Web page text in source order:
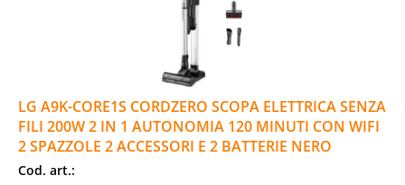
LG A9K-CORE1S CORDZERO SCOPA ELETTRICA SENZA
FILI 200W 2 IN 1 AUTONOMIA 120 MINUTI CON WIFI
2 SPAZZOLE 2 ACCESSORI E 2 BATTERIE NERO
Cod. art.: